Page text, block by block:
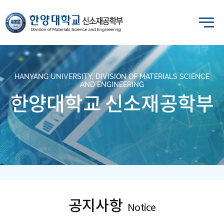
HANYANG UNIVERSITY, DIVISION OF MATERIALS SCIENCE
AND ENGINEERING
한양대학교 신소재공학부
공지사항 Notice